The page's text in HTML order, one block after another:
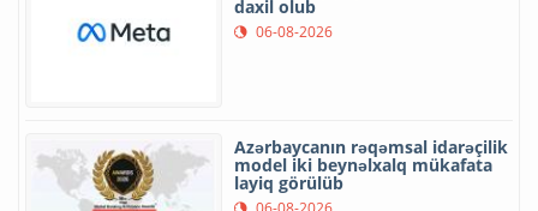
daxil olub
06-08-2026
Azərbaycanın rəqəmsal idarəçilik
model iki beynəlxalq mükafata
layiq görülüb